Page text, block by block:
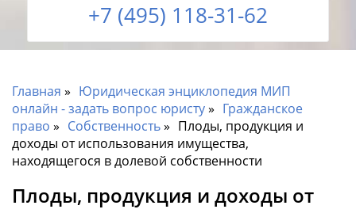
+7 (495) 118-31-62
Главная
Юридическая энциклопедия МИП
онлайн - задать вопрос юристу
Гражданское
право
Собственность
Плоды, продукция и
доходы от использования имущества,
находящегося в долевой собственности
Плоды, продукция и доходы от